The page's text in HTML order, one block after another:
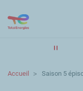
Accueil Saison 5